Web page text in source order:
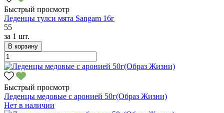
Быстрый просмотр
Леденцы тулси мята Sangam 16г
55
за 1 шт.
В корзину
Быстрый просмотр
Леденцы медовые с аронией 50г(Образ Жизни)
Нет в наличии